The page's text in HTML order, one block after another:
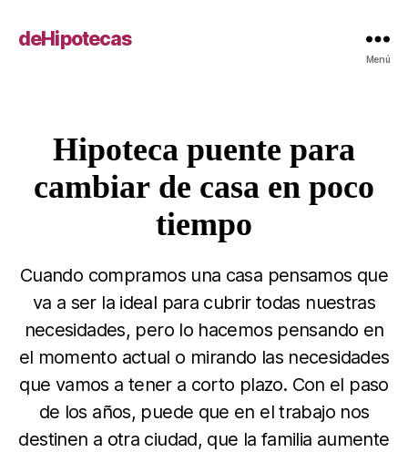
deHipotecas
Menú
Categorías
Hipoteca puente para
cambiar de casa en poco
tiempo
Cuando compramos una casa pensamos que
va a ser la ideal para cubrir todas nuestras
necesidades, pero lo hacemos pensando en
el momento actual o mirando las necesidades
que vamos a tener a corto plazo. Con el paso
de los años, puede que en el trabajo nos
destinen a otra ciudad, que la familia aumente